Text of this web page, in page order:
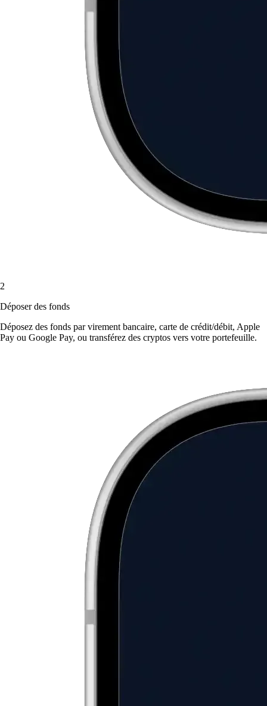
2
Déposer des fonds
Déposez des fonds par virement bancaire, carte de crédit/débit, Apple
Pay ou Google Pay, ou transférez des cryptos vers votre portefeuille.